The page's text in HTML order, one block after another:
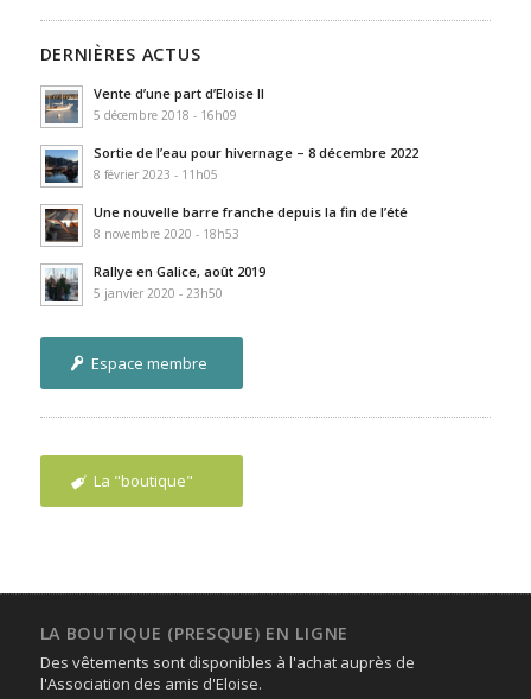
DERNIÈRES ACTUS
Vente d’une part d’Eloise II
5 décembre 2018 - 16h09
Sortie de l’eau pour hivernage – 8 décembre 2022
8 février 2023 - 11h05
Une nouvelle barre franche depuis la fin de l’été
8 novembre 2020 - 18h53
Rallye en Galice, août 2019
5 janvier 2020 - 23h50
Espace membre
La "boutique"
LA BOUTIQUE (PRESQUE) EN LIGNE
Des vêtements sont disponibles à l'achat auprès de
l'Association des amis d'Eloise.